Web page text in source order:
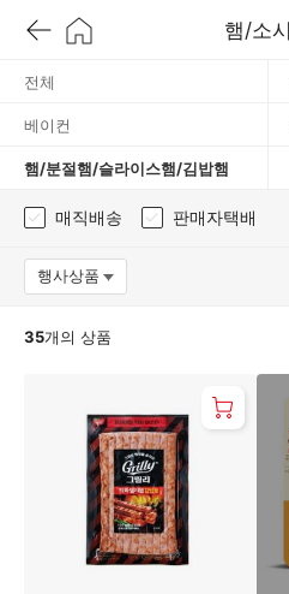
햄/소
/
전체
베이컨
햄/분절햄/슬라이스햄/김밥햄
매직배송 판매자택배
행사상품옵션팝업 열기
35개의 상품